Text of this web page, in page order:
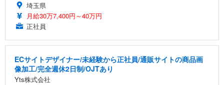
埼玉県
月給30万7,400円～40万円
正社員
ECサイトデザイナー/未経験から正社員/通販サイトの商品画
像加工/完全週休2日制/OJTあり
Yts株式会社